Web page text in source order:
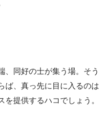
、同好の士が集う場。そう
ば、真っ先に目に入るのは
提供するハコでしょう。